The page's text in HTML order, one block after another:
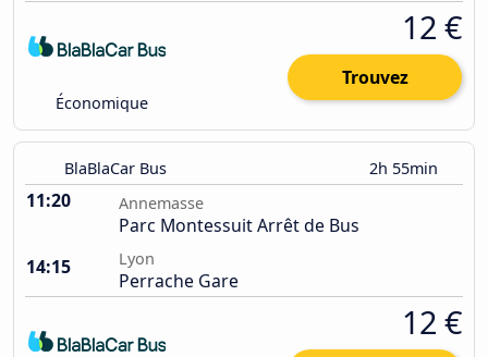
Économique
12 €
Trouvez
BlaBlaCar Bus 2h 55min
11:20 Annemasse
Parc Montessuit Arrêt de Bus
14:15
Lyon
Perrache Gare
12 €